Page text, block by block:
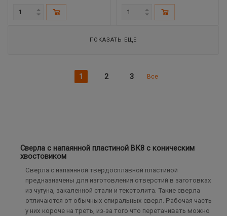
ПОКАЗАТЬ ЕЩЕ
1 2 3 Все
Сверла с напаянной пластиной ВК8 с коническим
хвостовиком
Сверла с напаянной твердосплавной пластиной
предназначены для изготовления отверстий в заготовках
из чугуна, закаленной стали и текстолита. Такие сверла
отличаются от обычных спиральных сверл. Рабочая часть
у них короче на треть, из-за того что перетачивать можно